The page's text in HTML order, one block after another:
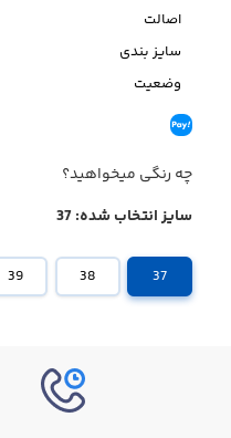
اصالت
سایز بندی
وضعیت
چه رنگی میخواهید؟
سایز انتخاب شده:37
37
38
39